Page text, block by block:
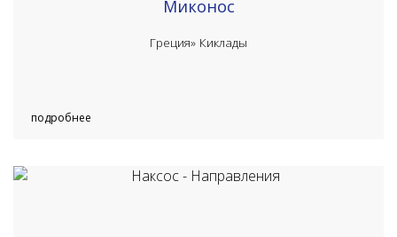
Миконос
Греция» Киклады
подробнее